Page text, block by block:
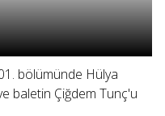
bölümünde Hülya
baletin Çiğdem Tunç'u